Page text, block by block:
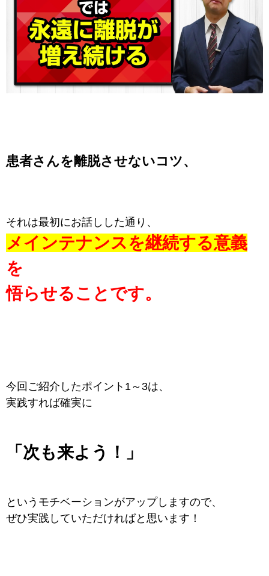
患者さんを離脱させないコツ、
それは最初にお話しした通り、
メインテナンスを継続する意義
を
悟らせることです。
今回ご紹介したポイント1～3は、
実践すれば確実に
「次も来よう！」
というモチベーションがアップしますので、
ぜひ実践していただければと思います！